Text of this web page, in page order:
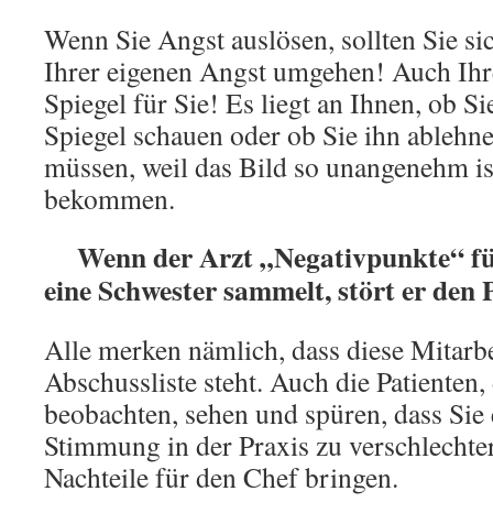
Wenn Sie Angst auslösen, sollten Sie
Ihrer eigenen Angst umgehen! Auch
Spiegel für Sie! Es liegt an Ihnen, ob
Spiegel schauen oder ob Sie ihn
müssen, weil das Bild so unangenehm
bekommen.
Wenn der Arzt „Negativpunkte“
eine Schwester sammelt, stört er den
Alle merken nämlich, dass diese
Abschussliste steht. Auch die
beobachten, sehen und spüren, dass
Stimmung in der Praxis zu
Nachteile für den Chef bringen.